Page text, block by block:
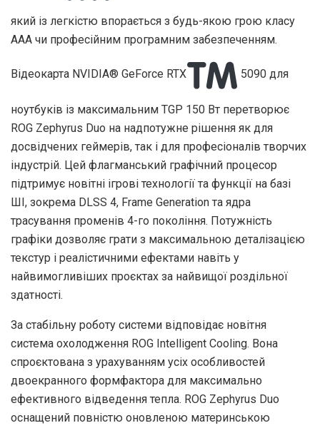
який із легкістю впорається з будь-якою грою класу
AAA чи професійним програмним забезпеченням.
Відеокарта NVIDIA® GeForce RTX 5090 для
ноутбуків із максимальним TGP 150 Вт перетворює
ROG Zephyrus Duo на надпотужне рішення як для
досвідчених геймерів, так і для професіоналів творчих
індустрій. Цей флагманський графічний процесор
підтримує новітні ігрові технології та функції на базі
ШІ, зокрема DLSS 4, Frame Generation та ядра
трасування променів 4-го покоління. Потужність
графіки дозволяє грати з максимальною деталізацією
текстур і реалістичними ефектами навіть у
найвимогливіших проєктах за найвищої роздільної
здатності.
За стабільну роботу системи відповідає новітня
система охолодження ROG Intelligent Cooling. Вона
спроєктована з урахуванням усіх особливостей
двоекранного формфактора для максимально
ефективного відведення тепла. ROG Zephyrus Duo
оснащений повністю оновленою материнською